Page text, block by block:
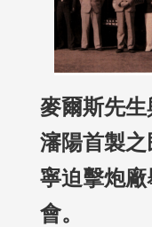
麥爾斯先生
瀋陽首製
寧迫擊炮
會。